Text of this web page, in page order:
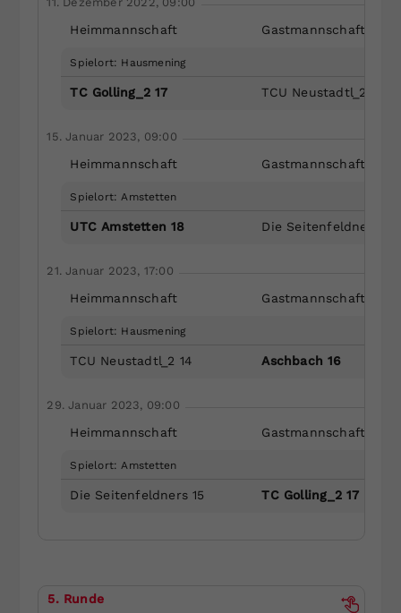
Heimmannschaft Gastmannschaft
Spielort: Hausmening
TC Golling_2 17 TCU Neustadtl_2 14
15. Januar 2023, 09:00
Heimmannschaft Gastmannschaft
Spielort: Amstetten
UTC Amstetten 18 Die Seitenfeldners 15
21. Januar 2023, 17:00
Heimmannschaft Gastmannschaft
Spielort: Hausmening
TCU Neustadtl_2 14 Aschbach 16
29. Januar 2023, 09:00
Heimmannschaft Gastmannschaft
Spielort: Amstetten
Die Seitenfeldners 15 TC Golling_2 17
5. Runde